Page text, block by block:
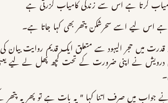
کامیاب کرتا ہے اس سے زندگی کامیاب گزرتی ہے
ہے اس لیے اسے سحرشکن پتھر بھی کہا جاتا ہے۔
قدرت میں حجر الیہود سے متعلق ایک قدیم روایت
نے اپنی ضرورت کے تحت کچھ پھل لے لیے یعنی
نے جواب میں صرف اتنا کہا ” یہ بات ہے تو پھر یہ